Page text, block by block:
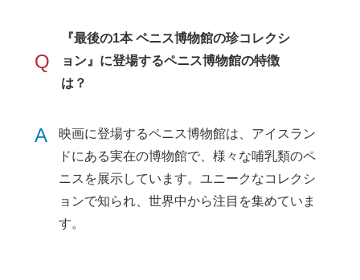
Q
『最後の1本 ペニス博物館の珍コレクシ
ョン』に登場するペニス博物館の特徴
は？
A
映画に登場するペニス博物館は、アイスラン
ドにある実在の博物館で、様々な哺乳類のペ
ニスを展示しています。ユニークなコレクシ
ョンで知られ、世界中から注目を集めていま
す。